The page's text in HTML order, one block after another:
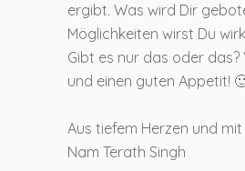
ergibt. Was wird Dir
Möglichkeiten wirst Du
Gibt es nur das oder das?
und einen guten Appetit!
Aus tiefem Herzen und mit
Nam Terath Singh